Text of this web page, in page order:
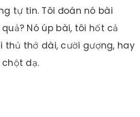
tự tin. Tôi đoán nó bài
Nó úp bài, tôi hốt cả
thủ thở dài, cười gượng, hay
dạ.